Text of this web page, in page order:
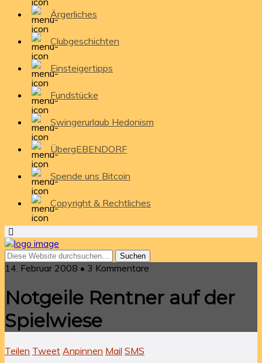
Ärgerliches
Clubgeschichten
Einsteigertipps
Fundstücke
Swingerurlaub Hedonism
ÜbergEBENDORF
Spende uns Bitcoin
Copyright & Rechtliches
14. Februar 2008 • 3 Kommentare
Notgeile Rentner auf der
Spielwiese
Teilen Tweet Anpinnen Mail SMS